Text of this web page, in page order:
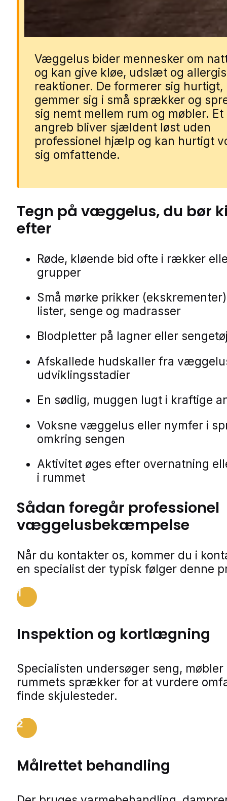
Derfor er væggelus et
Væggelus bider mennesker om
og kan give kløe, udslæt og
reaktioner. De formerer sig hurtigt,
gemmer sig i små sprækker og
sig nemt mellem rum og møbler. Et
angreb bliver sjældent løst uden
professionel hjælp og kan hurtigt
sig omfattende.
Tegn på væggelus, du bør
efter
Røde, kløende bid ofte i rækker
grupper
Små mørke prikker
lister, senge og madrasser
Blodpletter på lagner eller
Afskallede hudskaller fra
udviklingsstadier
En sødlig, muggen lugt i kraftige
Voksne væggelus eller nymfer i
omkring sengen
Aktivitet øges efter overnatning
i rummet
Sådan foregår professionel
væggelusbekæmpelse
Når du kontakter os, kommer du i
en specialist der typisk følger denne
1
Inspektion og kortlægning
Specialisten undersøger seng, møbler
rummets sprækker for at vurdere
finde skjulesteder.
2
Målrettet behandling